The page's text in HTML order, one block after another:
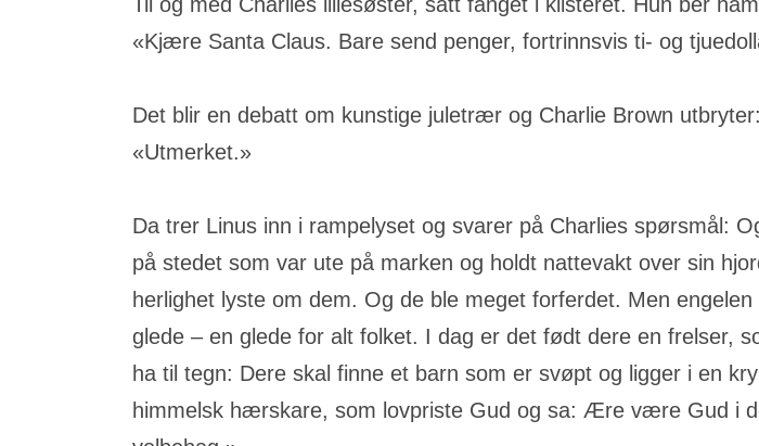
«Kjære Santa Claus. Bare send penger, fortrinnsvis ti- og
Det blir en debatt om kunstige juletrær og Charlie Brown
«Utmerket.»
Da trer Linus inn i rampelyset og svarer på Charlies spørsmål:
på stedet som var ute på marken og holdt nattevakt over sin
herlighet lyste om dem. Og de ble meget forferdet. Men
glede – en glede for alt folket. I dag er det født dere en frelser,
ha til tegn: Dere skal finne et barn som er svøpt og ligger i en
himmelsk hærskare, som lovpriste Gud og sa: Ære være Gud i